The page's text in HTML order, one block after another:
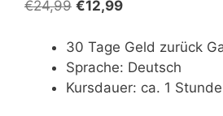
€24,99 Ursprünglicher
war:
€24,99
€12,99Aktueller
ist:
€12,99.
30 Tage Geld zurück
Sprache: Deutsch
Kursdauer: ca. 1 Stunde